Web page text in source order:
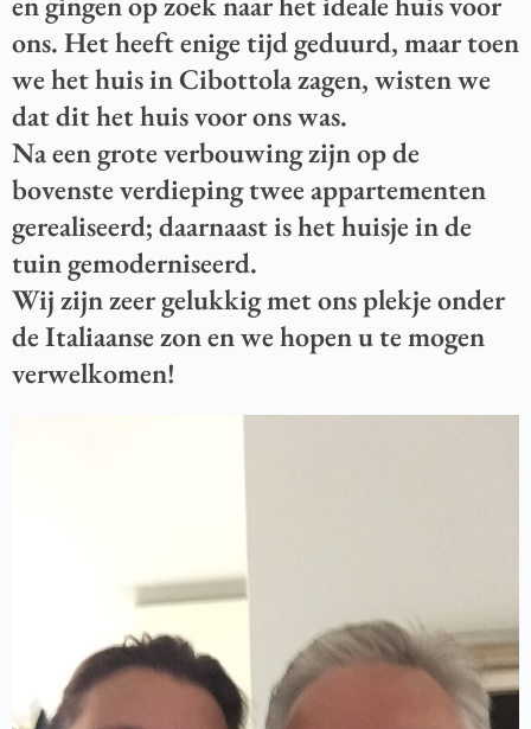
ons. Het heeft enige tijd geduurd, maar toen
we het huis in Cibottola zagen, wisten we
dat dit het huis voor ons was.
Na een grote verbouwing zijn op de
bovenste verdieping twee appartementen
gerealiseerd; daarnaast is het huisje in de
tuin gemoderniseerd.
Wij zijn zeer gelukkig met ons plekje onder
de Italiaanse zon en we hopen u te mogen
verwelkomen!